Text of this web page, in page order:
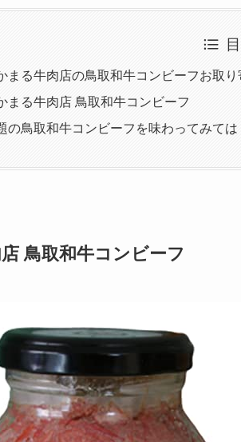
まる牛肉店の鳥取和牛コンビーフお取り
まる牛肉店 鳥取和牛コンビーフ
の鳥取和牛コンビーフを味わってみては
鳥取和牛コンビーフ